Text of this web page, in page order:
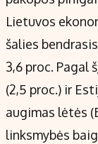
Lietuvos
šalies
3,6 proc. Pagal
(2,5 proc.) ir
augimas lėtės
linksmybės